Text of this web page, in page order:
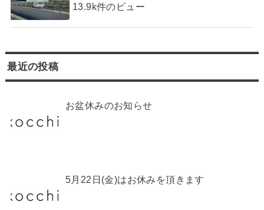
13.9k件のビュー
最近の投稿
お盆休みのお知らせ
5月22日(金)はお休みを頂きます